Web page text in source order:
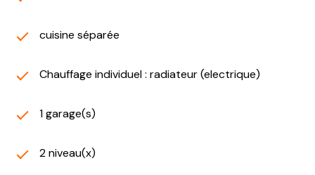
cuisine séparée
Chauffage individuel : radiateur (electrique)
1 garage(s)
2 niveau(x)